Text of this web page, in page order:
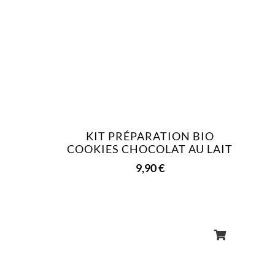
KIT PRÉPARATION BIO
COOKIES CHOCOLAT AU LAIT
9,90€